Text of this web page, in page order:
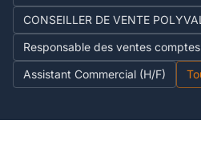
CONSEILLER DE VENTE
Responsable des ventes
Assistant Commercial (H/F)